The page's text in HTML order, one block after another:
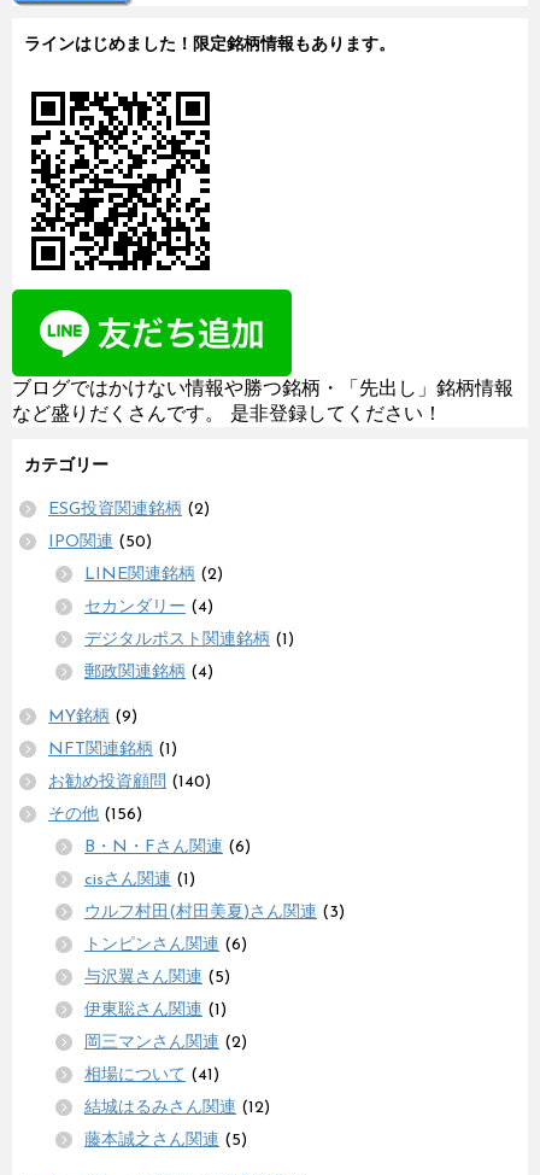
ラインはじめました！限定銘柄情報もあります。
ブログではかけない情報や勝つ銘柄・「先出し」銘柄情報
など盛りだくさんです。 是非登録してください！
カテゴリー
ESG投資関連銘柄 (2)
IPO関連 (50)
LINE関連銘柄 (2)
セカンダリー (4)
デジタルポスト関連銘柄 (1)
郵政関連銘柄 (4)
MY銘柄 (9)
NFT関連銘柄 (1)
お勧め投資顧問 (140)
その他 (156)
B・N・Fさん関連 (6)
cisさん関連 (1)
ウルフ村田(村田美夏)さん関連 (3)
トンピンさん関連 (6)
与沢翼さん関連 (5)
伊東聡さん関連 (1)
岡三マンさん関連 (2)
相場について (41)
結城はるみさん関連 (12)
藤本誠之さん関連 (5)